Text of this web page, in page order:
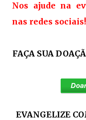
Nos ajude na
nas redes sociais!
FAÇA SUA
EVANGELIZE